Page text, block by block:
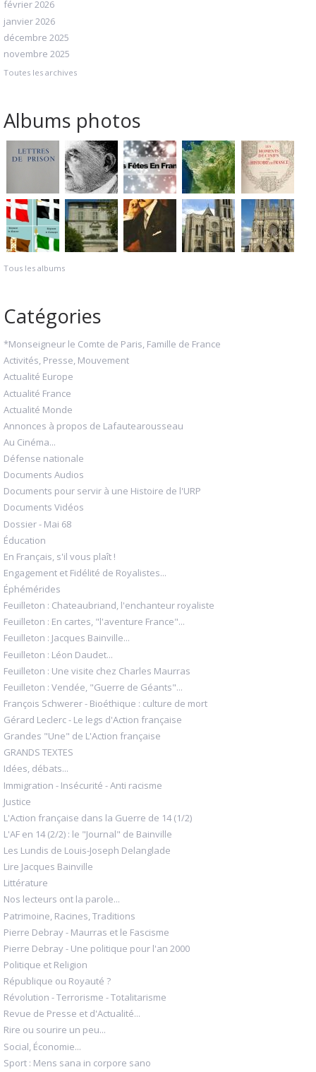
février 2026
janvier 2026
décembre 2025
novembre 2025
Toutes les archives
Albums photos
Tous les albums
Catégories
*Monseigneur le Comte de Paris, Famille de France
Activités, Presse, Mouvement
Actualité Europe
Actualité France
Actualité Monde
Annonces à propos de Lafautearousseau
Au Cinéma...
Défense nationale
Documents Audios
Documents pour servir à une Histoire de l'URP
Documents Vidéos
Dossier - Mai 68
Éducation
En Français, s'il vous plaît !
Engagement et Fidélité de Royalistes...
Éphémérides
Feuilleton : Chateaubriand, l'enchanteur royaliste
Feuilleton : En cartes, "l'aventure France"...
Feuilleton : Jacques Bainville...
Feuilleton : Léon Daudet...
Feuilleton : Une visite chez Charles Maurras
Feuilleton : Vendée, "Guerre de Géants"...
François Schwerer - Bioéthique : culture de mort
Gérard Leclerc - Le legs d'Action française
Grandes "Une" de L'Action française
GRANDS TEXTES
Idées, débats...
Immigration - Insécurité - Anti racisme
Justice
L'Action française dans la Guerre de 14 (1/2)
L'AF en 14 (2/2) : le "Journal" de Bainville
Les Lundis de Louis-Joseph Delanglade
Lire Jacques Bainville
Littérature
Nos lecteurs ont la parole...
Patrimoine, Racines, Traditions
Pierre Debray - Maurras et le Fascisme
Pierre Debray - Une politique pour l'an 2000
Politique et Religion
République ou Royauté ?
Révolution - Terrorisme - Totalitarisme
Revue de Presse et d'Actualité...
Rire ou sourire un peu...
Social, Économie...
Sport : Mens sana in corpore sano